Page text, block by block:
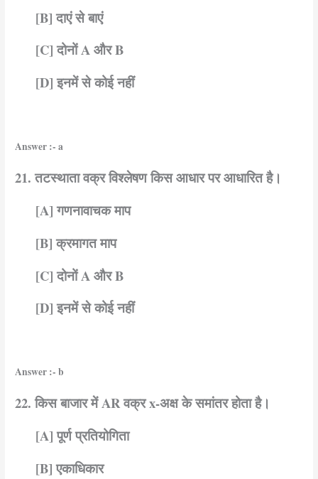
[B] दाएं से बाएं
[C] दोनों A और B
[D] इनमें से कोई नहीं
Answer :- a
21. तटस्थाता वक्र विश्लेषण किस आधार पर आधारित है।
[A] गणनावाचक माप
[B] क्रमागत माप
[C] दोनों A और B
[D] इनमें से कोई नहीं
Answer :- b
22. किस बाजार में AR वक्र x-अक्ष के समांतर होता है।
[A] पूर्ण प्रतियोगिता
[B] एकाधिकार